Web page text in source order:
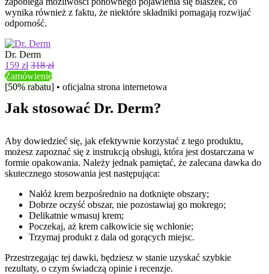
wynika również z faktu, że niektóre składniki pomagają rozwijać
odporność.
Dr. Derm
159 zł 318 zł
Zamówienie
[50% rabatu] • oficjalna strona internetowa
Jak stosować Dr. Derm?
Aby dowiedzieć się, jak efektywnie korzystać z tego produktu,
możesz zapoznać się z instrukcją obsługi, która jest dostarczana w
formie opakowania. Należy jednak pamiętać, że zalecana dawka do
skutecznego stosowania jest następująca:
Nałóż krem ​​bezpośrednio na dotknięte obszary;
Dobrze oczyść obszar, nie pozostawiaj go mokrego;
Delikatnie wmasuj krem;
Poczekaj, aż krem ​​całkowicie się wchłonie;
Trzymaj produkt z dala od gorących miejsc.
Przestrzegając tej dawki, będziesz w stanie uzyskać szybkie
rezultaty, o czym świadczą opinie i recenzje.